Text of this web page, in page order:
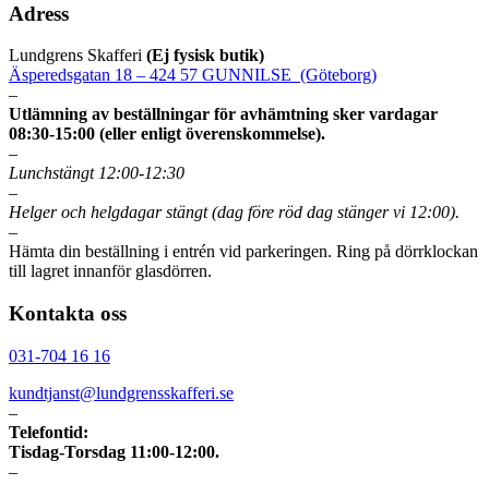
Adress
Lundgrens Skafferi (Ej fysisk butik)
Äsperedsgatan 18 – 424 57 GUNNILSE (Göteborg)
–
Utlämning av beställningar för avhämtning sker vardagar
08:30-15:00 (eller enligt överenskommelse).
–
Lunchstängt 12:00-12:30
–
Helger och helgdagar stängt (dag före röd dag stänger vi 12:00).
–
Hämta din beställning i entrén vid parkeringen. Ring på dörrklockan
till lagret innanför glasdörren.
Kontakta oss
031-704 16 16
kundtjanst@lundgrensskafferi.se
–
Telefontid:
Tisdag-Torsdag 11:00-12:00.
–